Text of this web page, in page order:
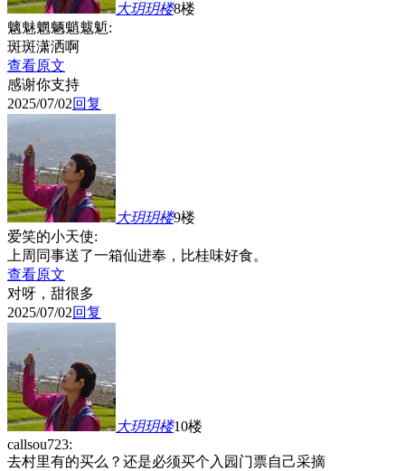
大玥玥楼8楼
魑魅魍魉魈魃鬿:
斑斑潇洒啊
查看原文
感谢你支持
2025/07/02回复
大玥玥楼9楼
爱笑的小天使:
上周同事送了一箱仙进奉，比桂味好食。
查看原文
对呀，甜很多
2025/07/02回复
大玥玥楼10楼
callsou723:
去村里有的买么？还是必须买个入园门票自己采摘